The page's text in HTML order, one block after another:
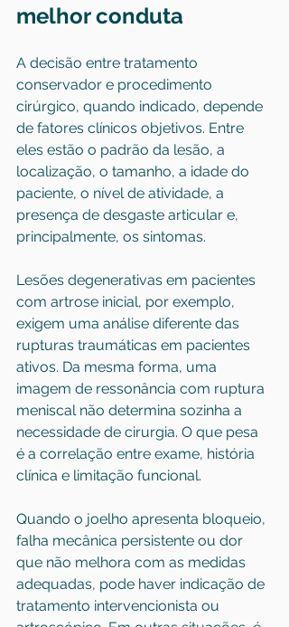
melhor conduta
A decisão entre tratamento
conservador e procedimento
cirúrgico, quando indicado, depende
de fatores clínicos objetivos. Entre
eles estão o padrão da lesão, a
localização, o tamanho, a idade do
paciente, o nível de atividade, a
presença de desgaste articular e,
principalmente, os sintomas.
Lesões degenerativas em pacientes
com artrose inicial, por exemplo,
exigem uma análise diferente das
rupturas traumáticas em pacientes
ativos. Da mesma forma, uma
imagem de ressonância com ruptura
meniscal não determina sozinha a
necessidade de cirurgia. O que pesa
é a correlação entre exame, história
clínica e limitação funcional.
Quando o joelho apresenta bloqueio,
falha mecânica persistente ou dor
que não melhora com as medidas
adequadas, pode haver indicação de
tratamento intervencionista ou